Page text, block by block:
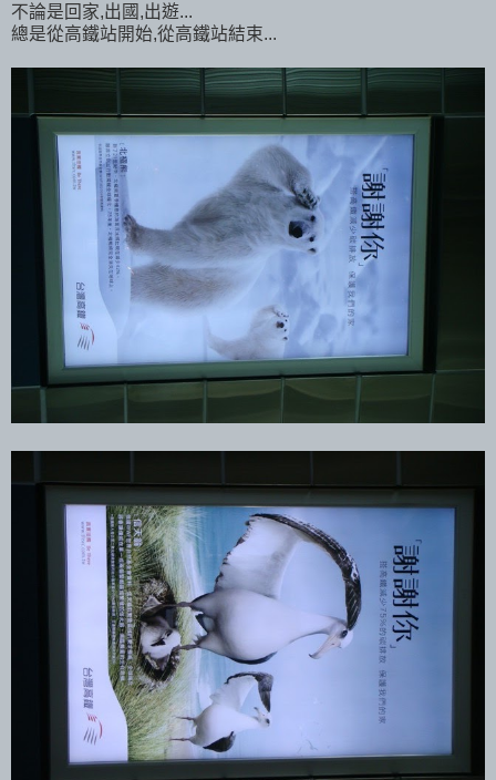
不論是回家,出國,出遊...
總是從高鐵站開始,從高鐵站結束...